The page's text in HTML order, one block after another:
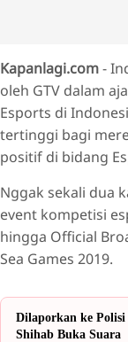
Kapanlagi.com-
oleh GTV dalam
Esports di
tertinggi bagi
positif di bidang
Nggak sekali dua
event kompetisi
hingga Official
Sea Games 2019.
Dilaporkan ke
Shihab Buka Suara